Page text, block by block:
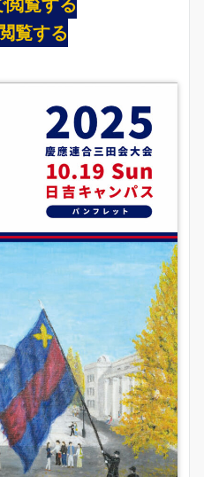
覧する
覧する